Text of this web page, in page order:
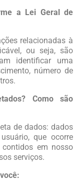
a Lei Geral de
relacionadas à
ou seja, são
identificar uma
número de
Como são
de dados: dados
que ocorre
em nosso
serviços.